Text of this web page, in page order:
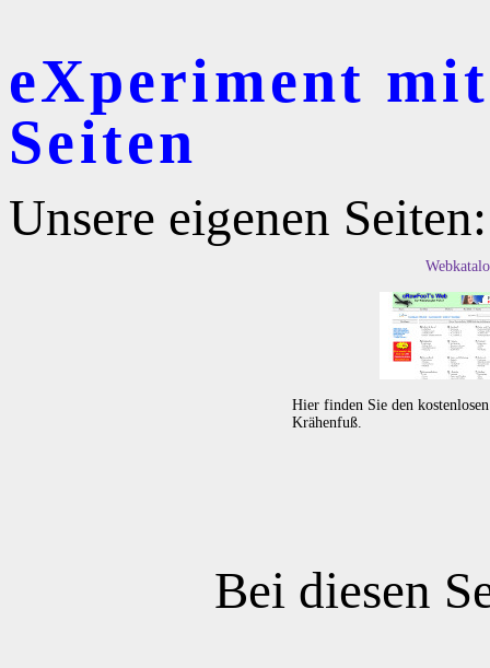
eXperiment
Seiten
Unsere eigenen Seiten:
Hier finden Sie den
Krähenfuß.
Bei diesen